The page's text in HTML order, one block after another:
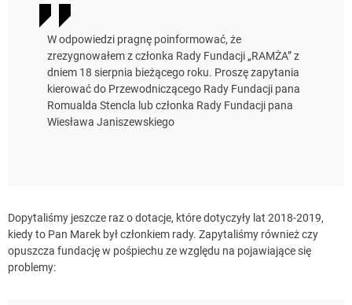
W odpowiedzi pragnę poinformować, że
zrezygnowałem z członka Rady Fundacji „RAMŻA” z
dniem 18 sierpnia bieżącego roku. Proszę zapytania
kierować do Przewodniczącego Rady Fundacji pana
Romualda Stencla lub członka Rady Fundacji pana
Wiesława Janiszewskiego
Dopytaliśmy jeszcze raz o dotacje, które dotyczyły lat 2018-2019,
kiedy to Pan Marek był członkiem rady. Zapytaliśmy również czy
opuszcza fundację w pośpiechu ze względu na pojawiające się
problemy: